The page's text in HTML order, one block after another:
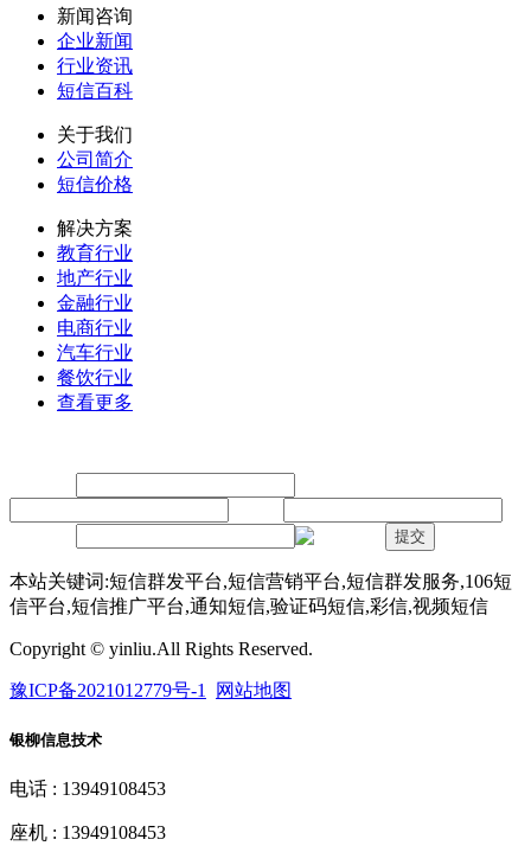
新闻咨询
企业新闻
行业资讯
短信百科
关于我们
公司简介
短信价格
解决方案
教育行业
地产行业
金融行业
电商行业
汽车行业
餐饮行业
查看更多
提交
本站关键词:短信群发平台,短信营销平台,短信群发服务,106短
信平台,短信推广平台,通知短信,验证码短信,彩信,视频短信
Copyright © yinliu.All Rights Reserved.
豫ICP备2021012779号-1 网站地图
银柳信息技术
电话 : 13949108453
座机 : 13949108453